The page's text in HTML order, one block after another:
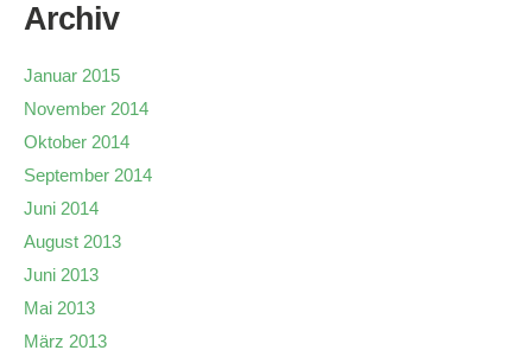
Archiv
Januar 2015
November 2014
Oktober 2014
September 2014
Juni 2014
August 2013
Juni 2013
Mai 2013
März 2013